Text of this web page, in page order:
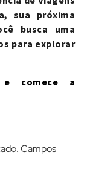
sua próxima
busca uma
para explorar
e comece a
Campos